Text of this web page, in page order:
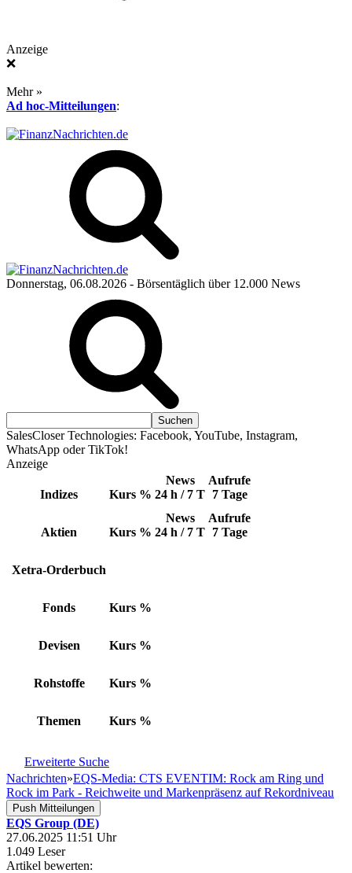
Anzeige
❌
Mehr »
Ad hoc-Mitteilungen:
Donnerstag, 06.08.2026 - Börsentäglich über 12.000 News
SalesCloser Technologies: Facebook, YouTube, Instagram,
WhatsApp oder TikTok!
Anzeige
Indizes Kurs %
News
24 h / 7 T
Aufrufe
7 Tage
Aktien Kurs %
News
24 h / 7 T
Aufrufe
7 Tage
Xetra-Orderbuch
Fonds Kurs %
Devisen Kurs %
Rohstoffe Kurs %
Themen Kurs %
Erweiterte Suche
Nachrichten»EQS-Media: CTS EVENTIM: Rock am Ring und
Rock im Park - Reichweite und Markenpräsenz auf Rekordniveau
Push Mitteilungen
EQS Group (DE)
27.06.2025 11:51 Uhr
1.049 Leser
Artikel bewerten: